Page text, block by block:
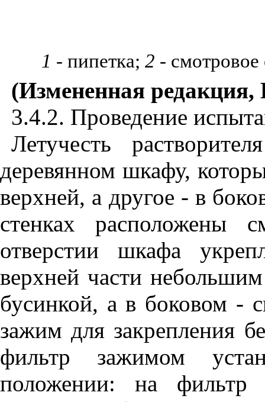
1 - пипетка; 2 -
(Измененная
3.4.2. Проведение
Летучесть
деревянном шкафу,
верхней, а другое - в
стенках расположены
отверстии шкафа
верхней части
бусинкой, а в боковом -
зажим для закрепления
фильтр зажимом
положении: на фильтр